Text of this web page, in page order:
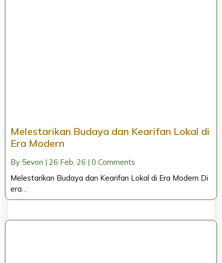
Melestarikan Budaya dan Kearifan Lokal di
Era Modern
By 5evon | 26 Feb, 26 | 0 Comments
Melestarikan Budaya dan Kearifan Lokal di Era Modern Di
era…